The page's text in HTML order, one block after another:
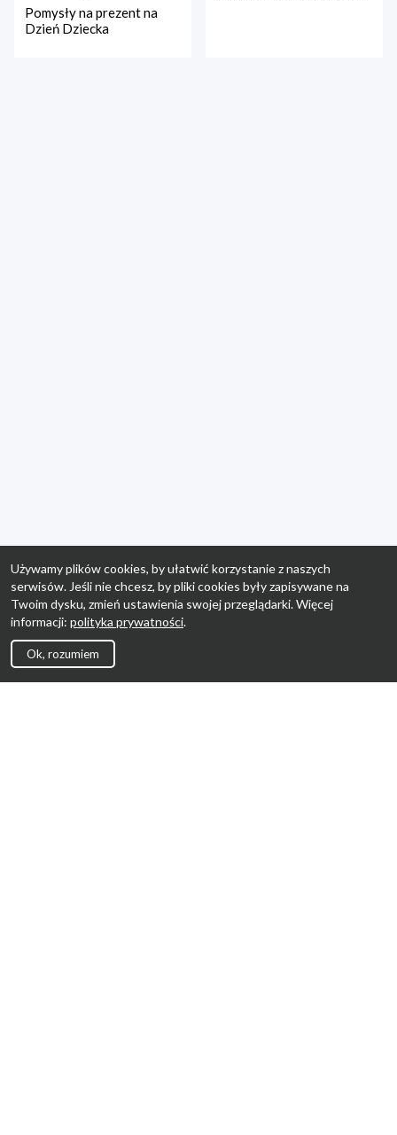
Pomysły na prezent na
Dzień Dziecka
Używamy plików cookies, by ułatwić korzystanie z naszych
serwisów. Jeśli nie chcesz, by pliki cookies były zapisywane na
Twoim dysku, zmień ustawienia swojej przeglądarki. Więcej
informacji: polityka prywatności.
Ok, rozumiem